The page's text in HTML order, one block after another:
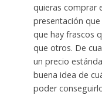
quieras comprar
presentación
que hay frascos
que otros. De
un precio
buena idea de
poder